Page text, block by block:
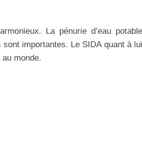
La pénurie d’eau potable
importantes. Le SIDA quant à lui
monde.